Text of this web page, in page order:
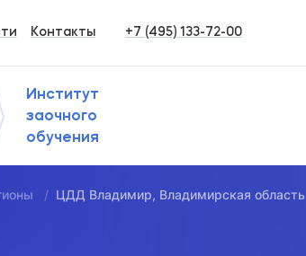
Институт
заочного
обучения
Контакты +7 (495) 133-72-00
ЦДД Владимир, Владимирская область